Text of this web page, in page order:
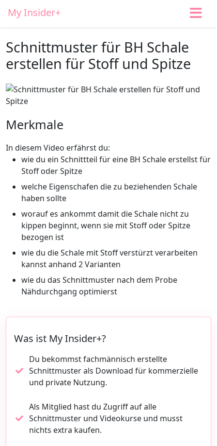
My Insider+
Schnittmuster für BH Schale
erstellen für Stoff und Spitze
Merkmale
In diesem Video erfährst du:
wie du ein Schnittteil für eine BH Schale erstellst für
Stoff oder Spitze
welche Eigenschafen die zu beziehenden Schale
haben sollte
worauf es ankommt damit die Schale nicht zu
kippen beginnt, wenn sie mit Stoff oder Spitze
bezogen ist
wie du die Schale mit Stoff verstürzt verarbeiten
kannst anhand 2 Varianten
wie du das Schnittmuster nach dem Probe
Nähdurchgang optimierst
Was ist My Insider+?
Du bekommst fachmännisch erstellte
Schnittmuster als Download für kommerzielle
und private Nutzung.
Als Mitglied hast du Zugriff auf alle
Schnittmuster und Videokurse und musst
nichts extra kaufen.